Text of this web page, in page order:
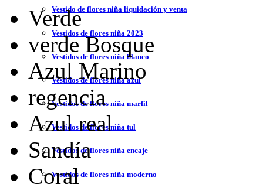
Vestido de flores niña liquidación y venta
Vestidos de flores niña 2023
Vestidos de flores niña blanco
Vestidos de flores niña azul
Vestidos de flores niña marfil
Vestidos de flores niña tul
Vestidos de flores niña encaje
Vestidos de flores niña moderno
Verde
verde Bosque
Azul Marino
regencia
Azul real
Sandía
Coral